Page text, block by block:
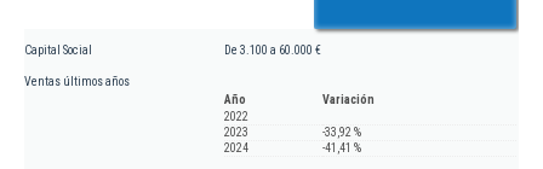
Capital Social De 3.100 a 60.000 €
Ventas últimos años
Año
Variación
2022
2023
-33,92 %
2024
-41,41 %